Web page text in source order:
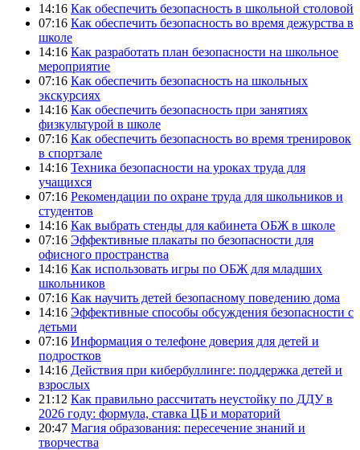
14:16 Как обеспечить безопасность в школьной столовой
07:16 Как обеспечить безопасность во время дежурства в
школе
14:16 Как разработать план безопасности на школьное
мероприятие
07:16 Как обеспечить безопасность на школьных
экскурсиях
14:16 Как обеспечить безопасность при занятиях
физкультурой в школе
07:16 Как обеспечить безопасность во время тренировок
в спортзале
14:16 Техника безопасности на уроках труда для
учащихся
07:16 Рекомендации по охране труда для школьников и
студентов
14:16 Как выбрать стенды для кабинета ОБЖ в школе
07:16 Эффективные плакаты по безопасности для
офисного пространства
14:16 Как использовать игры по ОБЖ для младших
школьников
07:16 Как научить детей безопасному поведению дома
14:16 Эффективные способы обсуждения безопасности с
детьми
07:16 Информация о телефоне доверия для детей и
подростков
14:16 Действия при кибербуллинге: поддержка детей и
взрослых
21:12 Как правильно рассчитать неустойку по ДДУ в
2026 году: формула, ставка ЦБ и мораторий
20:47 Магия образования: пересечение знаний и
творчества